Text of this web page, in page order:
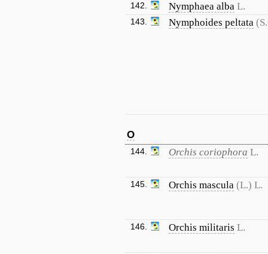
142. Nymphaea alba L.
143. Nymphoides peltata
O
144. Orchis coriophora L.
145. Orchis mascula (L.) L.
146. Orchis militaris L.